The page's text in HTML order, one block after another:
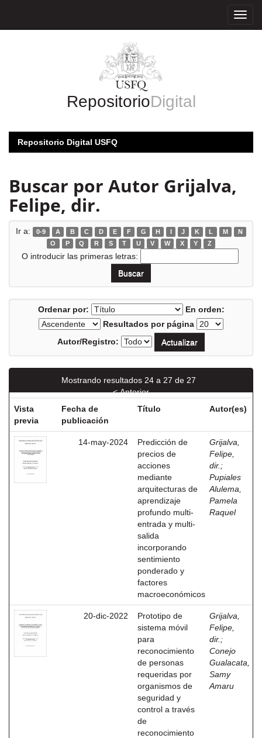
RepositorioDigital
Repositorio Digital USFQ
Buscar por Autor Grijalva,
Felipe, dir.
Ir a: 0-9 A B C D E F G H I J K L M
N
O
P Q R S T U V W X Y Z
O introducir las primeras letras:
Ordenar por:
En orden:
Resultados por página
Autor/Registro:
Mostrando resultados 24 a 27 de 27
< Anterior
Vista
previa
Fecha de
publicación
Título Autor(es)
14-may-2024
Predicción de
precios de
acciones
mediante
arquitecturas de
aprendizaje
profundo multi-
entrada y multi-
salida
incorporando
sentimiento
ponderado y
factores
macroeconómicos
Grijalva,
Felipe,
dir. ;
Pupiales
Alulema,
Pamela
Raquel
20-dic-2022
Prototipo de
sistema móvil
para
reconocimiento
de personas
requeridas por
organismos de
seguridad y
control a través
de
reconocimiento
Grijalva,
Felipe,
dir. ;
Conejo
Gualacata,
Samy
Amaru